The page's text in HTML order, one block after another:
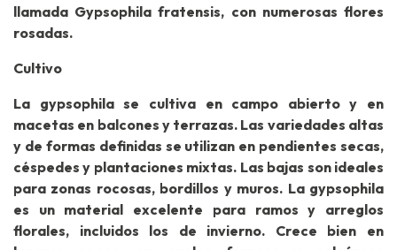
llamada Gypsophila fratensis, con numerosas flores
rosadas.
Cultivo
La gypsophila se cultiva en campo abierto y en
macetas en balcones y terrazas. Las variedades altas
y de formas definidas se utilizan en pendientes secas,
céspedes y plantaciones mixtas. Las bajas son ideales
para zonas rocosas, bordillos y muros. La gypsophila
es un material excelente para ramos y arreglos
florales, incluidos los de invierno. Crece bien en